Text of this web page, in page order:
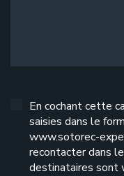
En cochant cette
saisies dans le
www.sotorec-
recontacter dans
destinataires sont